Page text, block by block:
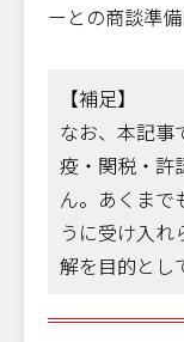
ーとの商談準
【補足】
なお、本記事
疫・関税・許
ん。あくまで
うに受け入
解を目的とし